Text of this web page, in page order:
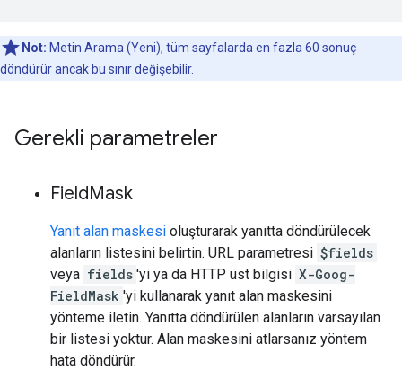
Not: Metin Arama (Yeni), tüm sayfalarda en fazla 60 sonuç
döndürür ancak bu sınır değişebilir.
Gerekli parametreler
FieldMask
Yanıt alan maskesi oluşturarak yanıtta döndürülecek
alanların listesini belirtin. URL parametresi $fields
veya fields 'yi ya da HTTP üst bilgisi X-Goog-
FieldMask 'yi kullanarak yanıt alan maskesini
yönteme iletin. Yanıtta döndürülen alanların varsayılan
bir listesi yoktur. Alan maskesini atlarsanız yöntem
hata döndürür.